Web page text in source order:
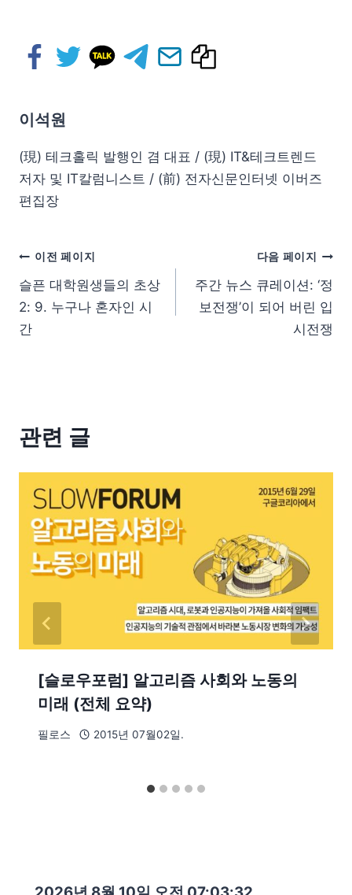
이석원
(現) 테크홀릭 발행인 겸 대표 / (現) IT&테크트렌드
저자 및 IT칼럼니스트 / (前) 전자신문인터넷 이버즈
편집장
이전 페이지
슬픈 대학원생들의 초상
2: 9. 누구나 혼자인 시
간
다음 페이지
주간 뉴스 큐레이션: ‘정
보전쟁’이 되어 버린 입
시전쟁
관련 글
[슬로우포럼] 알고리즘 사회와 노동의
미래 (전체 요약)
필로스 2015년 07월02일.